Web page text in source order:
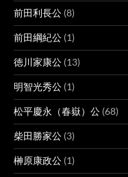
前田利長公 (8)
前田綱紀公 (1)
徳川家康公 (13)
明智光秀公 (1)
松平慶永（春嶽）公 (68)
柴田勝家公 (3)
榊原康政公 (1)